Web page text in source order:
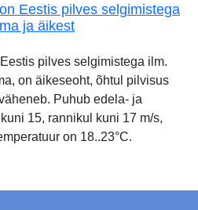
Eestis pilves selgimistega
ja äikest
pilves selgimistega ilm.
on äikeseoht, õhtul pilvisus
Puhub edela- ja
15, rannikul kuni 17 m/s,
on 18..23°C.